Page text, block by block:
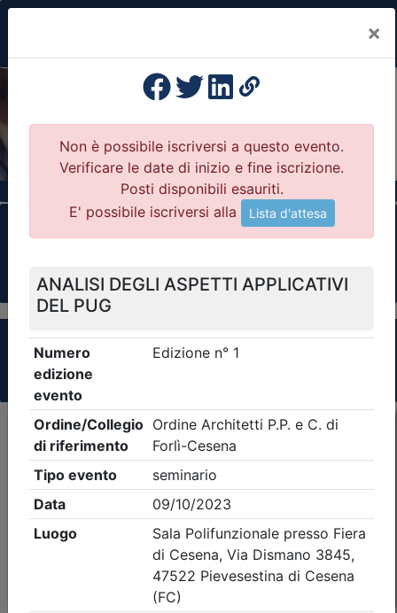
×
Previous
Formazione Professionale Continua
Collegi Professionali
Clicca qui - espandi la sezione dei filtri ricerca
eventi
Criteri di ricerca applicati:
- Tipo Ordine/collegio:Architetti- Ordine:Forlì-
Cesena- Eventi in programma dal7/8/2026
iCal Feed RSS